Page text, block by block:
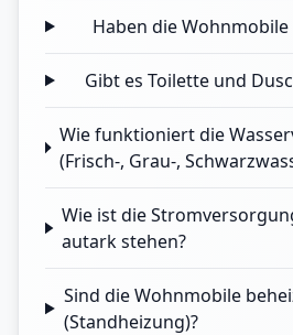
Haben die
Gibt es Toilette und
Wie funktioniert die
(Frisch-, Grau-,
Wie ist die
autark stehen?
Sind die Wohnmobile
(Standheizung)?